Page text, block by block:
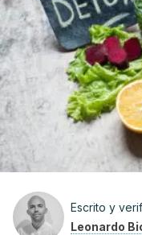
Escrito y
Leonardo